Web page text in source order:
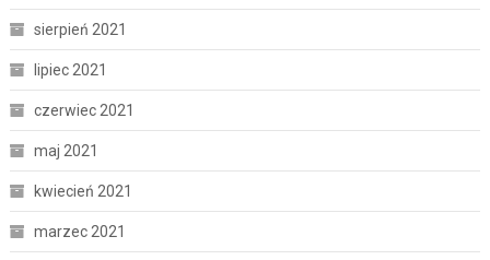
sierpień 2021
lipiec 2021
czerwiec 2021
maj 2021
kwiecień 2021
marzec 2021